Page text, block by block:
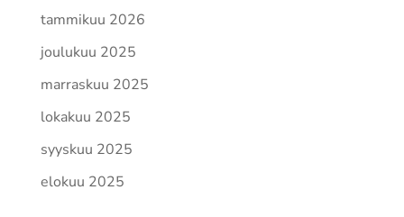
tammikuu 2026
joulukuu 2025
marraskuu 2025
lokakuu 2025
syyskuu 2025
elokuu 2025